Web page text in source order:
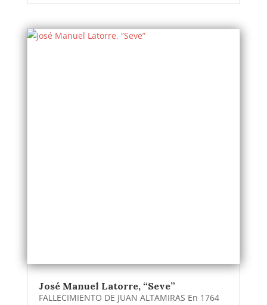
José Manuel Latorre, “Seve”
FALLECIMIENTO DE JUAN ALTAMIRAS En 1764